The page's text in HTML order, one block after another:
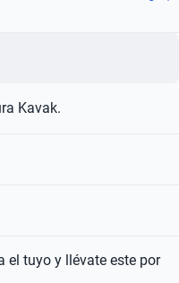
Kavak.
el tuyo y llévate este por